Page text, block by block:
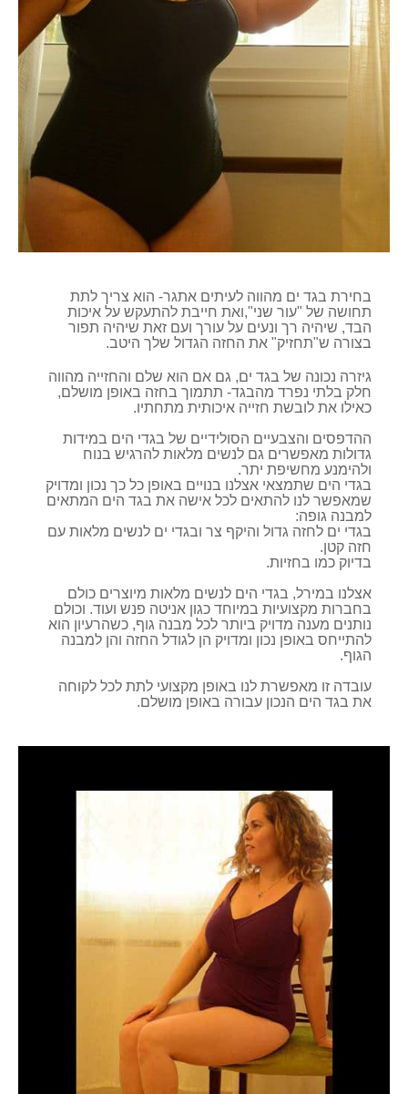
בחירת בגד ים מהווה לעיתים אתגר- הוא צריך לתת
תחושה של "עור שני",ואת חייבת להתעקש על איכות
הבד, שיהיה רך ונעים על עורך ועם זאת שיהיה תפור
בצורה ש"תחזיק" את החזה הגדול שלך היטב.
גיזרה נכונה של בגד ים, גם אם הוא שלם והחזייה מהווה
חלק בלתי נפרד מהבגד- תתמוך בחזה באופן מושלם,
כאילו את לובשת חזייה איכותית מתחתיו.
ההדפסים והצבעיים הסולידיים של בגדי הים במידות
גדולות מאפשרים גם לנשים מלאות להרגיש בנוח
ולהימנע מחשיפת יתר.
בגדי הים שתמצאי אצלנו בנויים באופן כל כך נכון ומדויק
שמאפשר לנו להתאים לכל אישה את בגד הים המתאים
למבנה גופה:
בגדי ים לחזה גדול והיקף צר ובגדי ים לנשים מלאות עם
חזה קטן.
בדיוק כמו בחזיות.
אצלנו במירל, בגדי הים לנשים מלאות מיוצרים כולם
בחברות מקצועיות במיוחד כגון אניטה פנש ועוד. וכולם
נותנים מענה מדויק ביותר לכל מבנה גוף, כשהרעיון הוא
להתייחס באופן נכון ומדויק הן לגודל החזה והן למבנה
הגוף.
עובדה זו מאפשרת לנו באופן מקצועי לתת לכל לקוחה
את בגד הים הנכון עבורה באופן מושלם.